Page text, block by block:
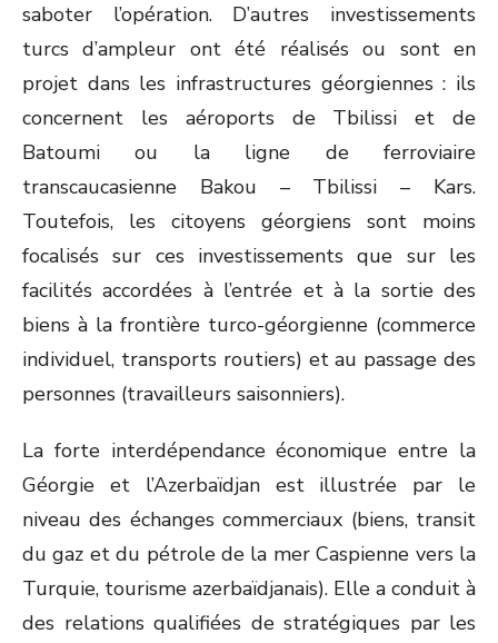
saboter l’opération. D’autres investissements
turcs d’ampleur ont été réalisés ou sont en
projet dans les infrastructures géorgiennes : ils
concernent les aéroports de Tbilissi et de
Batoumi ou la ligne de ferroviaire
transcaucasienne Bakou – Tbilissi – Kars.
Toutefois, les citoyens géorgiens sont moins
focalisés sur ces investissements que sur les
facilités accordées à l’entrée et à la sortie des
biens à la frontière turco-géorgienne (commerce
individuel, transports routiers) et au passage des
personnes (travailleurs saisonniers).
La forte interdépendance économique entre la
Géorgie et l’Azerbaïdjan est illustrée par le
niveau des échanges commerciaux (biens, transit
du gaz et du pétrole de la mer Caspienne vers la
Turquie, tourisme azerbaïdjanais). Elle a conduit à
des relations qualifiées de stratégiques par les